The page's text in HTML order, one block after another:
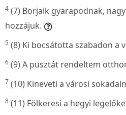
4 (7) Borjaik gyarapodnak,
hozzájuk.
5 (8) Ki bocsátotta szabadon a
6 (9) A pusztát rendeltem
7 (10) Kineveti a városi
8 (11) Fölkeresi a hegyi